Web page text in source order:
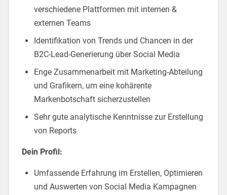
verschiedene Plattformen mit internen &
externen Teams
Identifikation von Trends und Chancen in der
B2C-Lead-Generierung über Social Media
Enge Zusammenarbeit mit Marketing-Abteilung
und Grafikern, um eine kohärente
Markenbotschaft sicherzustellen
Sehr gute analytische Kenntnisse zur Erstellung
von Reports
Dein Profil:
Umfassende Erfahrung im Erstellen, Optimieren
und Auswerten von Social Media Kampagnen